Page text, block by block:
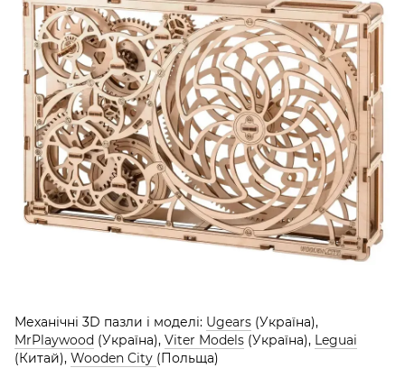
Механічні 3D пазли і моделі: Ugears (Україна),
MrPlaywood (Україна), Viter Models (Україна), Leguai
(Китай), Wooden City (Польща)